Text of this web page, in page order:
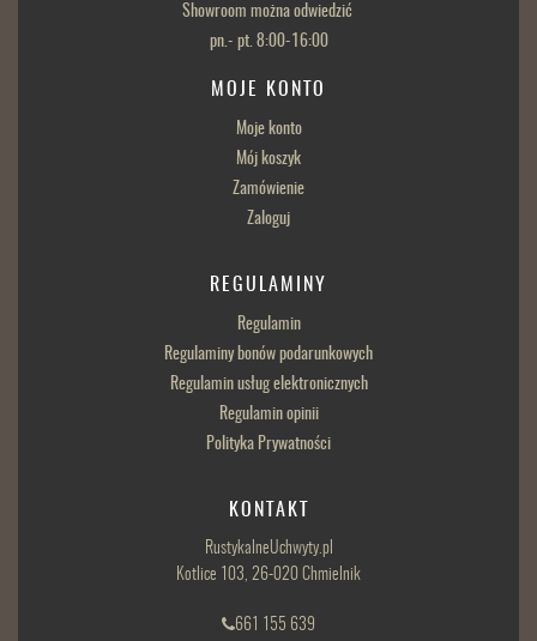
Showroom można odwiedzić
pn.- pt. 8:00-16:00
MOJE KONTO
Moje konto
Mój koszyk
Zamówienie
Zaloguj
REGULAMINY
Regulamin
Regulaminy bonów podarunkowych
Regulamin usług elektronicznych
Regulamin opinii
Polityka Prywatności
KONTAKT
RustykalneUchwyty.pl
Kotlice 103, 26-020 Chmielnik
661 155 639